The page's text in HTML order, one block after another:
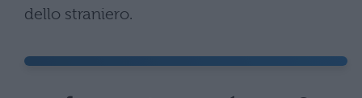
dello straniero.